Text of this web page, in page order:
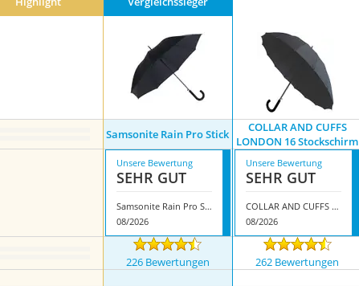
Samsonite Rain Pro Stick
COLLAR AND CUFFS
LONDON 16 Stockschirm
Unsere Bewertung
SEHR GUT
Samsonite Rain Pro Stick
08/2026
Unsere Bewertung
SEHR GUT
COLLAR AND CUFFS LONDON 16 Stockschirm
08/2026
226 Bewertungen 262 Bewertungen